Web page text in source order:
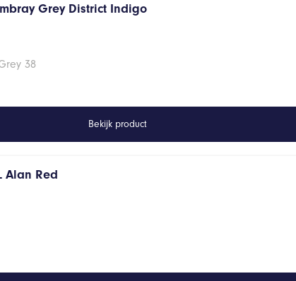
Grey District Indigo
38
Bekijk product
Alan Red